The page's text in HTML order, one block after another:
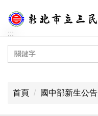
到
主
要
:::
首頁 國中部新生公告